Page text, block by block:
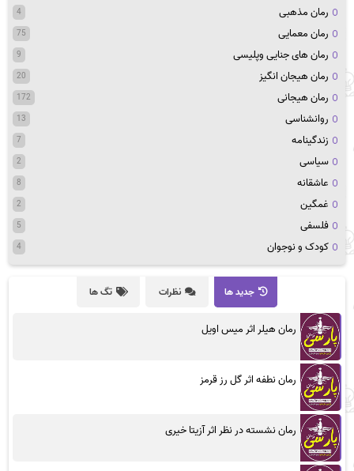
رمان مذهبی 4
رمان معمایی 75
رمان های جنایی وپلیسی 9
رمان هیجان انگیز 20
رمان هیجانی 172
روانشناسی 13
زندگینامه 7
سیاسی 2
عاشقانه 8
غمگین 2
فلسفی 5
کودک و نوجوان 4
جدید ها نظرات تگ ها
رمان هیلر اثر میس اویل
رمان نطفه اثر گل رز قرمز
رمان نشسته در نظر اثر آزیتا خیری